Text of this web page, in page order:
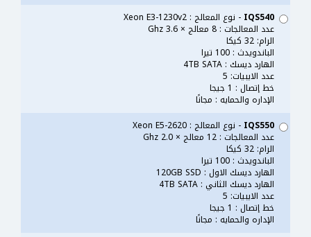
IQS540 - نوع المعالج : Xeon E3-1230v2
عدد المعالجات : 8 معالج × 3.6 Ghz
الرام: 32 كيكا
الباندويدث : 100 تيرا
الهارد ديسك : 4TB SATA
عدد الايبيات: 5
خط إتصال : 1 جيجا
الإداره والحمايه : مجانًا
IQS550 - نوع المعالج : Xeon E5-2620
عدد المعالجات : 12 معالج × 2.0 Ghz
الرام: 32 كيكا
الباندويدث : 100 تيرا
الهارد ديسك الاول : 120GB SSD
الهارد ديسك الثاني : 4TB SATA
عدد الايبيات: 5
خط إتصال : 1 جيجا
الإداره والحمايه : مجانًا